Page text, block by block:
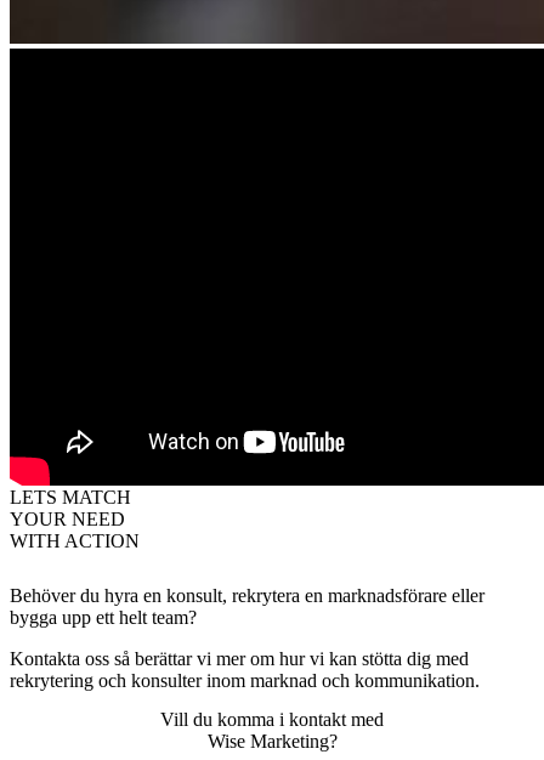
LETS MATCH
YOUR NEED
WITH ACTION
Behöver du hyra en konsult, rekrytera en marknadsförare eller
bygga upp ett helt team?
Kontakta oss så berättar vi mer om hur vi kan stötta dig med
rekrytering och konsulter inom marknad och kommunikation.
Vill du komma i kontakt med
Wise Marketing?